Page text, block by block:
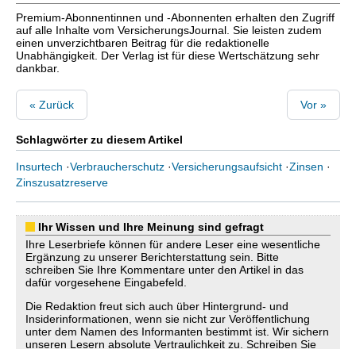
Premium-Abonnentinnen und -Abonnenten erhalten den Zugriff
auf alle Inhalte vom VersicherungsJournal. Sie leisten zudem
einen unverzichtbaren Beitrag für die redaktionelle
Unabhängigkeit. Der Verlag ist für diese Wertschätzung sehr
dankbar.
« Zurück Vor »
Schlagwörter zu diesem Artikel
Insurtech ·Verbraucherschutz ·Versicherungsaufsicht ·Zinsen ·
Zinszusatzreserve
Ihr Wissen und Ihre Meinung sind gefragt
Ihre Leserbriefe können für andere Leser eine wesentliche
Ergänzung zu unserer Berichterstattung sein. Bitte
schreiben Sie Ihre Kommentare unter den Artikel in das
dafür vorgesehene Eingabefeld.
Die Redaktion freut sich auch über Hintergrund- und
Insiderinformationen, wenn sie nicht zur Veröffentlichung
unter dem Namen des Informanten bestimmt ist. Wir sichern
unseren Lesern absolute Vertraulichkeit zu. Schreiben Sie